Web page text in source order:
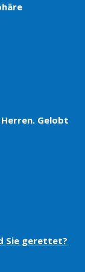
Gelobt
Sie gerettet?